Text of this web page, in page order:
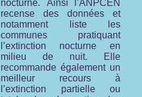
nocturne. Ainsi l’ANPCEN
recense des données et
notamment liste les
communes pratiquant
l’extinction nocturne en
milieu de nuit. Elle
recommande également un
meilleur recours à
l’extinction partielle ou